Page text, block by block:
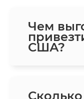
Чем
США?